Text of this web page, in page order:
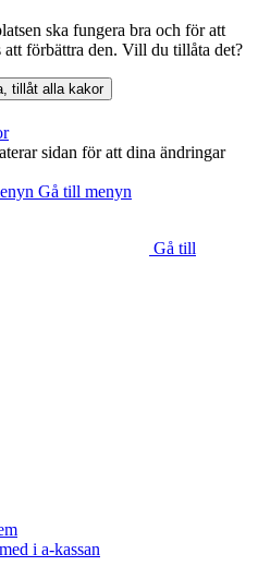
ska fungera bra och för att
att förbättra den. Vill du tillåta det?
tillåt alla kakor
sidan för att dina ändringar
Gå till menyn
Gå till
i a-kassan